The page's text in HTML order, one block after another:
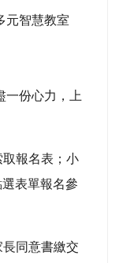
元智慧教室
一份心力，上
報名表；小
表單報名參
同意書繳交